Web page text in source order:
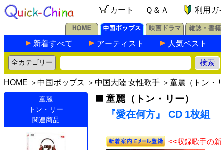
カート Ｑ＆Ａ 利用ガ
新着すべて アーティスト 人気ベスト
HOME ＞ 中国ポップス ＞ 中国大陸 女性歌手 ＞ 童麗（トン・
童麗
トン・リー
関連商品
童麗（トン・リー）
『愛在何方』 CD 1枚組
<<収録歌手の